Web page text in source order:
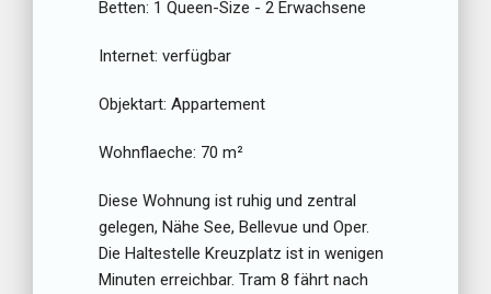
Betten: 1 Queen-Size - 2 Erwachsene
Internet: verfügbar
Objektart: Appartement
Wohnflaeche: 70 m²
Diese Wohnung ist ruhig und zentral
gelegen, Nähe See, Bellevue und Oper.
Die Haltestelle Kreuzplatz ist in wenigen
Minuten erreichbar. Tram 8 fährt nach